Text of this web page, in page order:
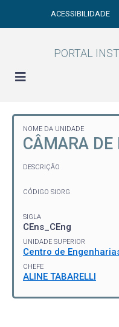
ACESSIBILIDADE
PORTAL
NOME DA UNIDADE
CÂMARA DE
DESCRIÇÃO
CÓDIGO SIORG
SIGLA
CEns_CEng
UNIDADE SUPERIOR
Centro de
CHEFE
ALINE TABARELLI